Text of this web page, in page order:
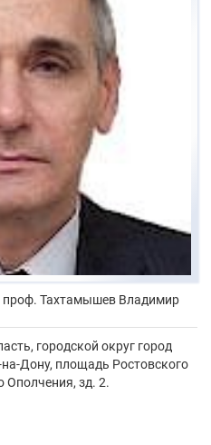
проф. Тахтамышев Владимир
городской округ город
Дону, площадь Ростовского
Ополчения, зд. 2.